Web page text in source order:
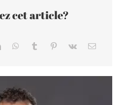
cet article?